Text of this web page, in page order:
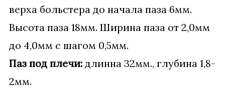
верха больстера до начала паза 6мм.
Высота паза 18мм. Ширина паза от 2,0мм
до 4,0мм с шагом 0,5мм.
Паз под плечи: длинна 32мм., глубина 1,8-
2мм.